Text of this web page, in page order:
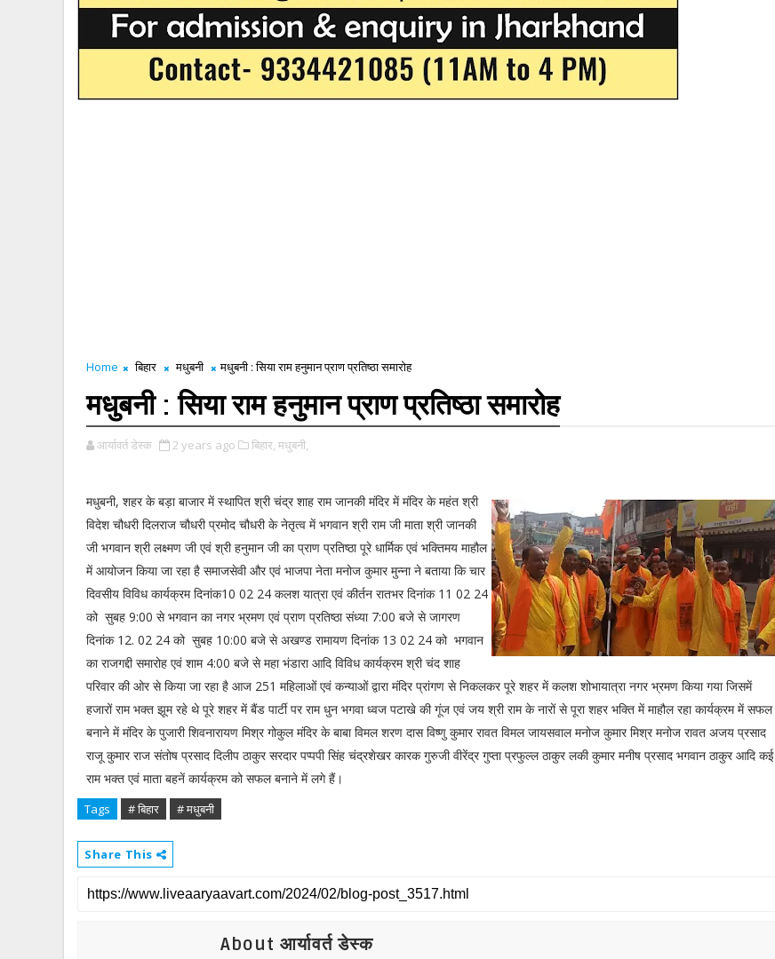
Home बिहार मधुबनी मधुबनी : सिया राम हनुमान प्राण प्रतिष्ठा समारोह
मधुबनी : सिया राम हनुमान प्राण प्रतिष्ठा समारोह
आर्यावर्त डेस्क 2 years ago बिहार, मधुबनी,
मधुबनी, शहर के बड़ा बाजार में स्थापित श्री चंद्र शाह राम जानकी मंदिर में मंदिर के महंत श्री
विदेश चौधरी दिलराज चौधरी प्रमोद चौधरी के नेतृत्व में भगवान श्री राम जी माता श्री जानकी
जी भगवान श्री लक्ष्मण जी एवं श्री हनुमान जी का प्राण प्रतिष्ठा पूरे धार्मिक एवं भक्तिमय माहौल
में आयोजन किया जा रहा है समाजसेवी और एवं भाजपा नेता मनोज कुमार मुन्ना ने बताया कि चार
दिवसीय विविध कार्यक्रम दिनांक10 02 24 कलश यात्रा एवं कीर्तन रातभर दिनांक 11 02 24
को सुबह 9:00 से भगवान का नगर भ्रमण एवं प्राण प्रतिष्ठा संध्या 7:00 बजे से जागरण
दिनांक 12. 02 24 को सुबह 10:00 बजे से अखण्ड रामायण दिनांक 13 02 24 को भगवान
का राजगद्दी समारोह एवं शाम 4:00 बजे से महा भंडारा आदि विविध कार्यक्रम श्री चंद शाह
परिवार की ओर से किया जा रहा है आज 251 महिलाओं एवं कन्याओं द्वारा मंदिर प्रांगण से निकलकर पूरे शहर में कलश शोभायात्रा नगर भ्रमण किया गया जिसमें
हजारों राम भक्त झूम रहे थे पूरे शहर में बैंड पार्टी पर राम धुन भगवा ध्वज पटाखे की गूंज एवं जय श्री राम के नारों से पूरा शहर भक्ति में माहौल रहा कार्यक्रम में सफल
बनाने में मंदिर के पुजारी शिवनारायण मिश्र गोकुल मंदिर के बाबा विमल शरण दास विष्णु कुमार रावत विमल जायसवाल मनोज कुमार मिश्र मनोज रावत अजय प्रसाद
राजू कुमार राज संतोष प्रसाद दिलीप ठाकुर सरदार पप्पपी सिंह चंद्रशेखर कारक गुरुजी वीरेंद्र गुप्ता प्रफुल्ल ठाकुर लकी कुमार मनीष प्रसाद भगवान ठाकुर आदि कई
राम भक्त एवं माता बहनें कार्यक्रम को सफल बनाने में लगे हैं।
Tags # बिहार # मधुबनी
Share This
About आर्यावर्त डेस्क